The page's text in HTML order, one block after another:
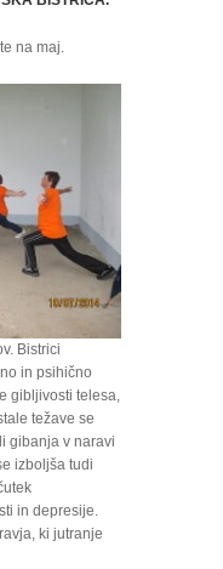
na maj.
Bistrici
in psihično
gibljivosti telesa,
težave se
gibanja v naravi
izboljša tudi
in depresije.
ki jutranje